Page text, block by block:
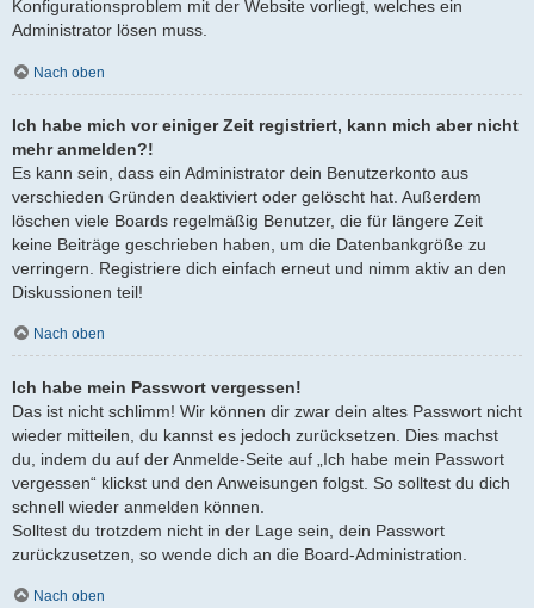
Konfigurationsproblem mit der Website vorliegt, welches ein
Administrator lösen muss.
Nach oben
Ich habe mich vor einiger Zeit registriert, kann mich aber nicht
mehr anmelden?!
Es kann sein, dass ein Administrator dein Benutzerkonto aus
verschieden Gründen deaktiviert oder gelöscht hat. Außerdem
löschen viele Boards regelmäßig Benutzer, die für längere Zeit
keine Beiträge geschrieben haben, um die Datenbankgröße zu
verringern. Registriere dich einfach erneut und nimm aktiv an den
Diskussionen teil!
Nach oben
Ich habe mein Passwort vergessen!
Das ist nicht schlimm! Wir können dir zwar dein altes Passwort nicht
wieder mitteilen, du kannst es jedoch zurücksetzen. Dies machst
du, indem du auf der Anmelde-Seite auf „Ich habe mein Passwort
vergessen“ klickst und den Anweisungen folgst. So solltest du dich
schnell wieder anmelden können.
Solltest du trotzdem nicht in der Lage sein, dein Passwort
zurückzusetzen, so wende dich an die Board-Administration.
Nach oben